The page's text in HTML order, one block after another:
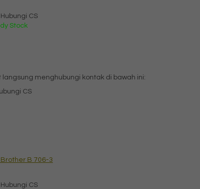
CS
Stock
menghubungi kontak di bawah ini:
CS
B 706-3
CS